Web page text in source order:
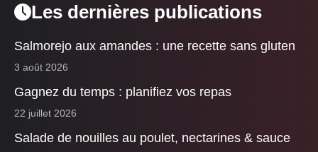
Les dernières publications
Salmorejo aux amandes : une recette sans gluten
3 août 2026
Gagnez du temps : planifiez vos repas
22 juillet 2026
Salade de nouilles au poulet, nectarines & sauce